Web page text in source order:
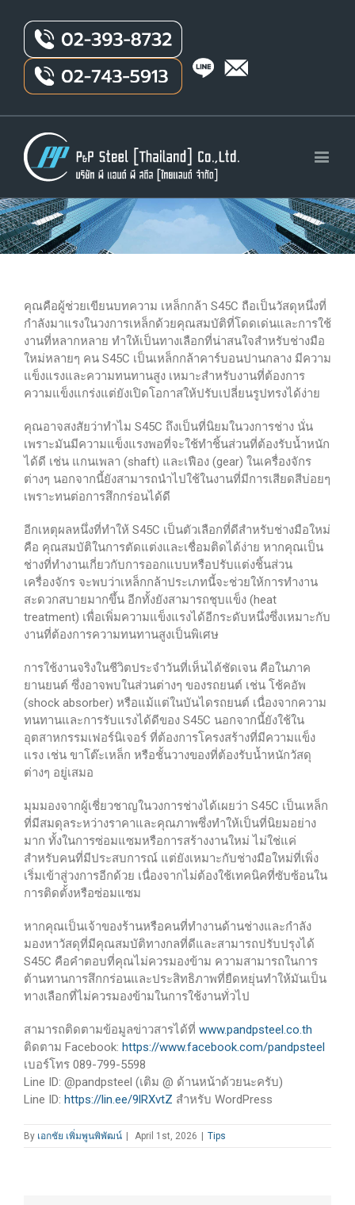
คุณคือผู้ช่วยเขียนบทความ เหล็กกล้า S45C ถือเป็นวัสดุหนึ่งที่
กำลังมาแรงในวงการเหล็กด้วยคุณสมบัติที่โดดเด่นและการใช้
งานที่หลากหลาย ทำให้เป็นทางเลือกที่น่าสนใจสำหรับช่างมือ
ใหม่หลายๆ คน S45C เป็นเหล็กกล้าคาร์บอนปานกลาง มีความ
แข็งแรงและความทนทานสูง เหมาะสำหรับงานที่ต้องการ
ความแข็งแกร่งแต่ยังเปิดโอกาสให้ปรับเปลี่ยนรูปทรงได้ง่าย
คุณอาจสงสัยว่าทำไม S45C ถึงเป็นที่นิยมในวงการช่าง นั่น
เพราะมันมีความแข็งแรงพอที่จะใช้ทำชิ้นส่วนที่ต้องรับน้ำหนัก
ได้ดี เช่น แกนเพลา (shaft) และเฟือง (gear) ในเครื่องจักร
ต่างๆ นอกจากนี้ยังสามารถนำไปใช้ในงานที่มีการเสียดสีบ่อยๆ
เพราะทนต่อการสึกกร่อนได้ดี
อีกเหตุผลหนึ่งที่ทำให้ S45C เป็นตัวเลือกที่ดีสำหรับช่างมือใหม่
คือ คุณสมบัติในการตัดแต่งและเชื่อมติดได้ง่าย หากคุณเป็น
ช่างที่ทำงานเกี่ยวกับการออกแบบหรือปรับแต่งชิ้นส่วน
เครื่องจักร จะพบว่าเหล็กกล้าประเภทนี้จะช่วยให้การทำงาน
สะดวกสบายมากขึ้น อีกทั้งยังสามารถชุบแข็ง (heat
treatment) เพื่อเพิ่มความแข็งแรงได้อีกระดับหนึ่งซึ่งเหมาะกับ
งานที่ต้องการความทนทานสูงเป็นพิเศษ
การใช้งานจริงในชีวิตประจำวันที่เห็นได้ชัดเจน คือในภาค
ยานยนต์ ซึ่งอาจพบในส่วนต่างๆ ของรถยนต์ เช่น โช้คอัพ
(shock absorber) หรือแม้แต่ในบันไดรถยนต์ เนื่องจากความ
ทนทานและการรับแรงได้ดีของ S45C นอกจากนี้ยังใช้ใน
อุตสาหกรรมเฟอร์นิเจอร์ ที่ต้องการโครงสร้างที่มีความแข็ง
แรง เช่น ขาโต๊ะเหล็ก หรือชั้นวางของที่ต้องรับน้ำหนักวัสดุ
ต่างๆ อยู่เสมอ
มุมมองจากผู้เชี่ยวชาญในวงการช่างได้เผยว่า S45C เป็นเหล็ก
ที่มีสมดุลระหว่างราคาและคุณภาพซึ่งทำให้เป็นที่นิยมอย่าง
มาก ทั้งในการซ่อมแซมหรือการสร้างงานใหม่ ไม่ใช่แค่
สำหรับคนที่มีประสบการณ์ แต่ยังเหมาะกับช่างมือใหม่ที่เพิ่ง
เริ่มเข้าสู่วงการอีกด้วย เนื่องจากไม่ต้องใช้เทคนิคที่ซับซ้อนใน
การติดตั้งหรือซ่อมแซม
หากคุณเป็นเจ้าของร้านหรือคนที่ทำงานด้านช่างและกำลัง
มองหาวัสดุที่มีคุณสมบัติทางกลที่ดีและสามารถปรับปรุงได้
S45C คือคำตอบที่คุณไม่ควรมองข้าม ความสามารถในการ
ต้านทานการสึกกร่อนและประสิทธิภาพที่ยืดหยุ่นทำให้มันเป็น
ทางเลือกที่ไม่ควรมองข้ามในการใช้งานทั่วไป
สามารถติดตามข้อมูลข่าวสารได้ที่ www.pandpsteel.co.th
ติดตาม Facebook: https://www.facebook.com/pandpsteel
เบอร์โทร 089-799-5598
Line ID: @pandpsteel (เติม @ ด้านหน้าด้วยนะครับ)
Line ID: https://lin.ee/9lRXvtZ สำหรับ WordPress
By เอกชัย เพิ่มพูนพิพัฒน์ April 1st, 2026 Tips